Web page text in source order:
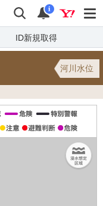
検索 通知
i
ID新規取得
河川水位